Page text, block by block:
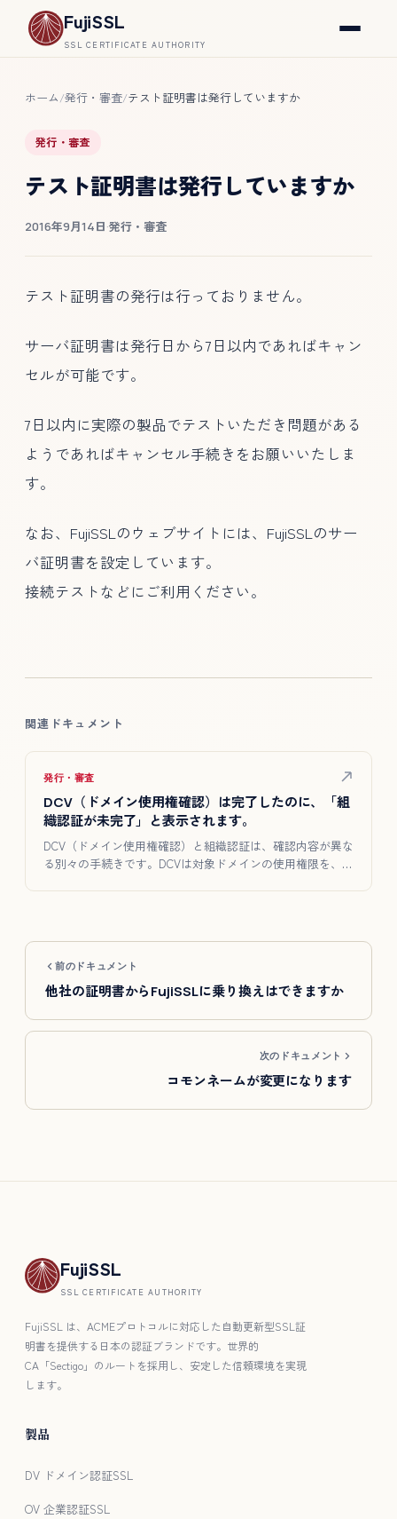
FujiSSL
SSL CERTIFICATE AUTHORITY
ホーム/発行・審査/テスト証明書は発行していますか
発行・審査
テスト証明書は発行していますか
2016年9月14日·発行・審査
テスト証明書の発行は行っておりません。
サーバ証明書は発行日から7日以内であればキャン
セルが可能です。
7日以内に実際の製品でテストいただき問題がある
ようであればキャンセル手続きをお願いいたしま
す。
なお、FujiSSLのウェブサイトには、FujiSSLのサー
バ証明書を設定しています。
接続テストなどにご利用ください。
関連ドキュメント
発行・審査
DCV（ドメイン使用権確認）は完了したのに、「組
織認証が未完了」と表示されます。
DCV（ドメイン使用権確認）と組織認証は、確認内容が異な
る別々の手続きです。DCVは対象ドメインの使用権限を、組
前のドキュメント
他社の証明書からFujiSSLに乗り換えはできますか
次のドキュメント
コモンネームが変更になります
FujiSSL
SSL CERTIFICATE AUTHORITY
FujiSSL は、ACMEプロトコルに対応した自動更新型SSL証
明書を提供する日本の認証ブランドです。世界的
CA「Sectigo」のルートを採用し、安定した信頼環境を実現
します。
製品
DV ドメイン認証SSL
OV 企業認証SSL